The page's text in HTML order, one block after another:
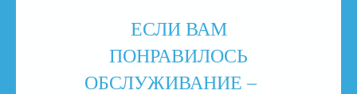
ЕСЛИ ВАМ
ПОНРАВИЛОСЬ
ОБСЛУЖИВАНИЕ –